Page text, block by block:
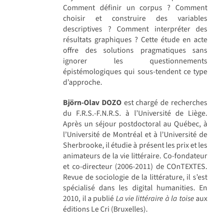
Comment définir un corpus ? Comment
choisir et construire des variables
descriptives ? Comment interpréter des
résultats graphiques ? Cette étude en acte
offre des solutions pragmatiques sans
ignorer les questionnements
épistémologiques qui sous-tendent ce type
d’approche.
Björn-Olav DOZOest chargé de recherches
du F.R.S.-F.N.R.S. à l’Université de Liège.
Après un séjour postdoctoral au Québec, à
l’Université de Montréal et à l’Université de
Sherbrooke, il étudie à présent les prix et les
animateurs de la vie littéraire. Co-fondateur
et co-directeur (2006-2011) de COnTEXTES.
Revue de sociologie de la littérature, il s’est
spécialisé dans les digital humanities. En
2010, il a publiéLa vie littéraire à la toise aux
éditions Le Cri (Bruxelles).